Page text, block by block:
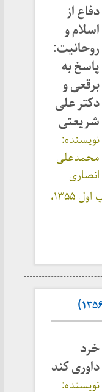
دفاع از
اسلام و
روحانیت:
پاسخ به
برقعی و
دکتر علی
شریعتی
نویسنده:
محمدعلی
انصاری
بی‌نا، قم ( چاپخانه فیض) چاپ اول ۱۳۵۵،
خرد
داوری کند
نویسنده: